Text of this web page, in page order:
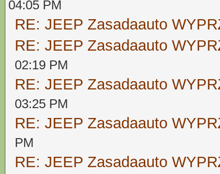
04:05 PM
RE: JEEP Zasadaauto
RE: JEEP Zasadaauto
02:19 PM
RE: JEEP Zasadaauto
03:25 PM
RE: JEEP Zasadaauto
PM
RE: JEEP Zasadaauto